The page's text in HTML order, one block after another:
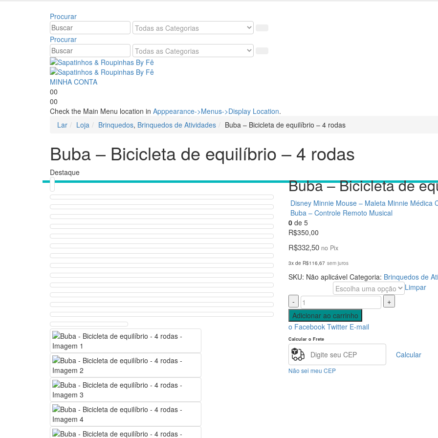
Procurar
Procurar
MINHA CONTA
00
00
Check the Main Menu location in Apppearance->Menus->Display Location.
Lar
Loja Brinquedos, Brinquedos de Atividades Buba – Bicicleta de equilíbrio – 4 rodas
Buba – Bicicleta de equilíbrio – 4 rodas
Destaque
Buba – Bicicleta de
Disney Minnie Mouse – Maleta Minnie Médica
Buba – Controle Remoto Musical
0de 5
R$350,00
R$332,50 no Pix
3x de R$116,67 sem juros
SKU: Não aplicável Categoria: Brinquedos de
Limpar
-
+
Adicionar ao carrinho
o Facebook Twitter E-mail
Calcular o Frete
Calcular
Não sei meu CEP